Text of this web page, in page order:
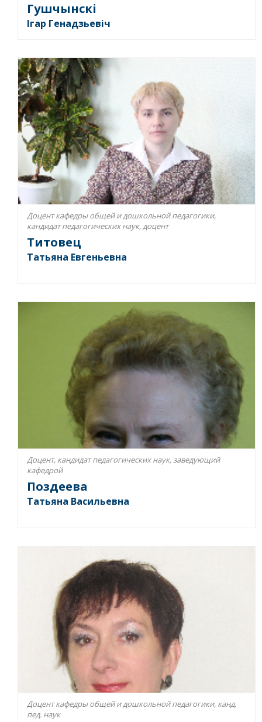
Гушчынскі
Ігар Генадзьевіч
Доцент кафедры общей и дошкольной педагогики,
кандидат педагогических наук, доцент
Титовец
Татьяна Евгеньевна
Доцент, кандидат педагогических наук, заведующий
кафедрой
Поздеева
Татьяна Васильевна
Доцент кафедры общей и дошкольной педагогики, канд.
пед. наук